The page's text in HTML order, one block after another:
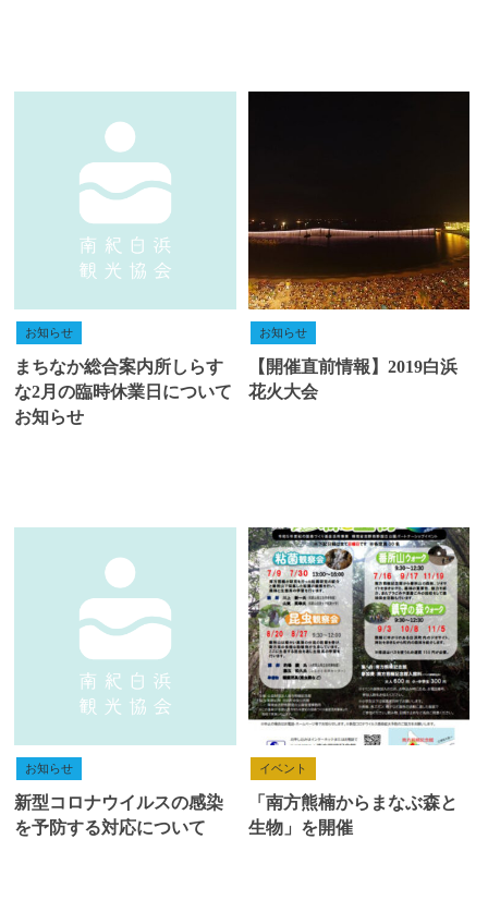
お知らせ
まちなか総合案内所しらす
な2月の臨時休業日について
お知らせ
お知らせ
【開催直前情報】2019白浜
花火大会
お知らせ
新型コロナウイルスの感染
を予防する対応について
イベント
「南方熊楠からまなぶ森と
生物」を開催